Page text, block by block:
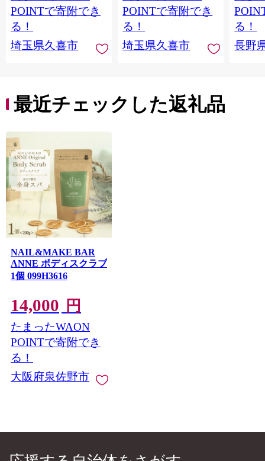
ート ランキング ロン
グ ストレート サラサ
ラ 洗い上がり パサつ
き カラー 髪 保湿 ダメ
デイ
POINTで寄附でき
る！
埼玉県久喜市
ランキング ロング ス
トレート サラサラ 洗
い上がり パサつき カ
ラー 髪 保湿 ダメージ
ファイントゥデイ
POINTで寄附でき
る！
埼玉県久喜市
る！
長野
最近チェックした返礼品
NAIL&MAKE BAR
ANNE ボディスクラブ
1個 099H3616
14,000 円
たまったWAON
POINTで寄附でき
る！
大阪府泉佐野市